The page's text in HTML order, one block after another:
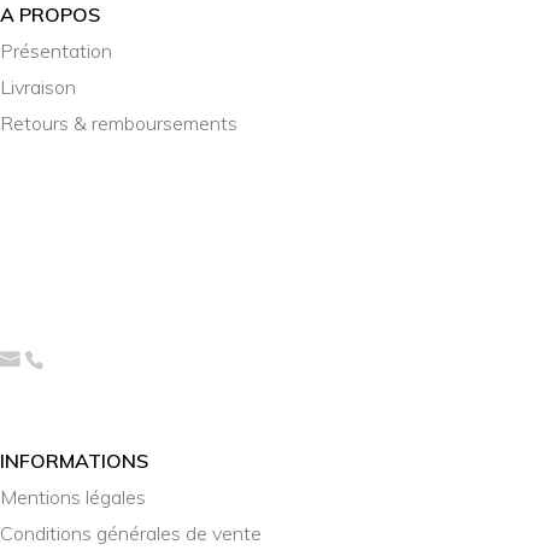
A PROPOS
Présentation
Livraison
Retours & remboursements
INFORMATIONS
Mentions légales
Conditions générales de vente